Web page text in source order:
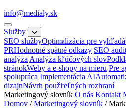
info@medialy.sk
Služby
SEO službyOptimalizácia pre
PRHodnotné spätné odkazy SEO audit
analýza Analýza kľúčových slov
stránokWeby a e-shopy na mieru Pre
spolupráca Implementácia AI
dizajnNávrh použiteľných rozhraní
Marketingový slovník O nás Kontakt
Domov / Marketingový slovník /